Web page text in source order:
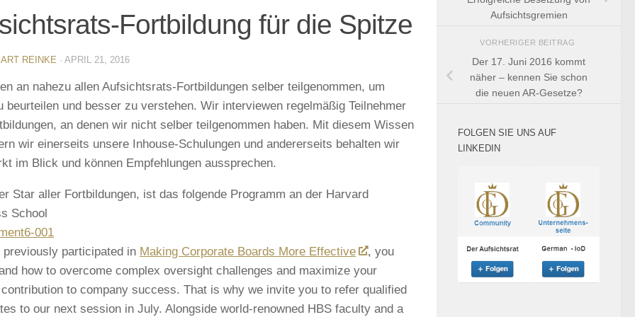
Fortbildung für die Spitze
REINKE · APRIL 21, 2016
an nahezu allen Aufsichtsrats-Fortbildungen selber teilgenommen, um
beurteilen und besser zu verstehen. Wir interviewen regelmäßig Teilnehmer
an denen wir nicht selber teilgenommen haben. Mit diesem Wissen
wir einerseits unsere Inhouse-Schulungen und andererseits behalten wir
im Blick und können Empfehlungen aussprechen.
Star aller Fortbildungen, ist das folgende Programm an der Harvard
School
previously participated in Making Corporate Boards More Effective
, you
how to overcome complex oversight challenges and maximize your
contribution to company success. That is why we invite you to refer qualified
to our next session in July. Alongside world-renowned HBS faculty and a
Aufsichtsgremien
VORHERIGER BEITRAG
Der 17. Juni 2016 kommt
näher – kennen Sie schon
die neuen AR-Gesetze?
FOLGEN SIE UNS AUF
LINKEDIN